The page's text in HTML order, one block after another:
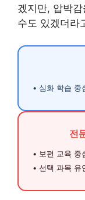
겠지만, 압박
수도 있겠더라
• 심화 학습 중
전
• 보편 교육 중
• 선택 과목 유